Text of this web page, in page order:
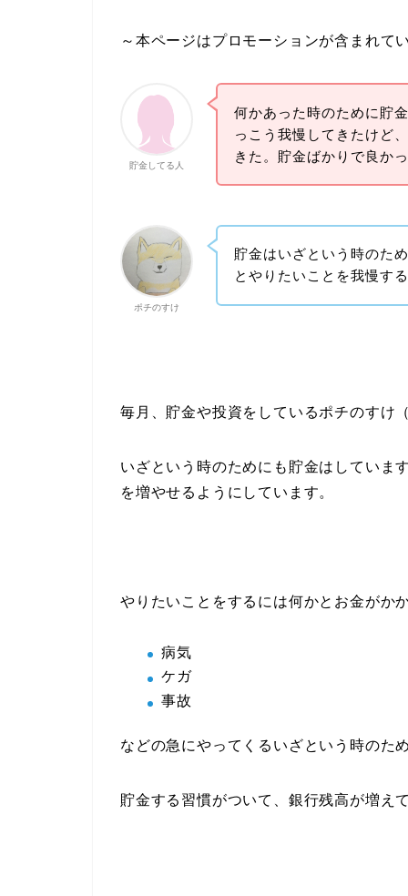
～本ページはプロモーションが含まれて
貯金してる人
何かあった時のために貯
っこう我慢してきたけど
きた。貯金ばかりで良か
ポチのすけ
貯金はいざという時のた
とやりたいことを我慢す
毎月、貯金や投資をしているポチのすけ
いざという時のためにも貯金はしていま
を増やせるようにしています。
やりたいことをするには何かとお金がか
病気
ケガ
事故
などの急にやってくるいざという時のた
貯金する習慣がついて、銀行残高が増え